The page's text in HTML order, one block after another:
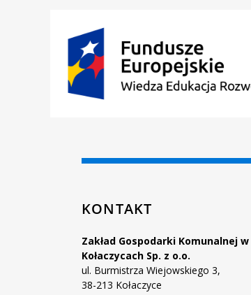
KONTAKT
Zakład Gospodarki Komunalnej w
Kołaczycach Sp. z o.o.
ul. Burmistrza Wiejowskiego 3,
38-213 Kołaczyce